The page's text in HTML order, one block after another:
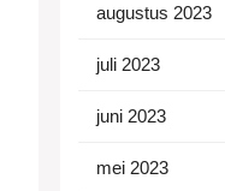
augustus 2023
juli 2023
juni 2023
mei 2023